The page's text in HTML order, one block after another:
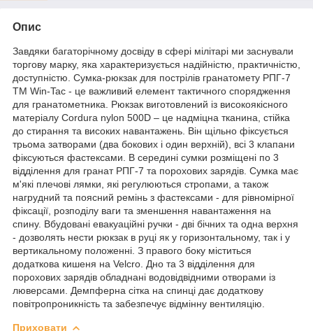
Опис
Завдяки багаторічному досвіду в сфері мілітарі ми заснували
торгову марку, яка характеризується надійністю, практичністю,
доступністю. Сумка-рюкзак для пострілів гранатомету РПГ-7
ТМ Win-Tac - це важливий елемент тактичного спорядження
для гранатометника. Рюкзак виготовлений із високоякісного
матеріалу Cordura nylon 500D – це надміцна тканина, стійка
до стирання та високих навантажень. Він щільно фіксується
трьома затворами (два бокових і один верхній), всі 3 клапани
фіксуються фастексами. В середині сумки розміщені по 3
відділення для гранат РПГ-7 та порохових зарядів. Сумка має
м'які плечові лямки, які регулюються стропами, а також
нагрудний та поясний ремінь з фастексами - для рівномірної
фіксації, розподілу ваги та зменшення навантаження на
спину. Вбудовані евакуаційні ручки - дві бічних та одна верхня
- дозволять нести рюкзак в руці як у горизонтальному, так і у
вертикальному положенні. З правого боку міститься
додаткова кишеня на Velcro. Дно та 3 відділення для
порохових зарядів обладнані водовідвідними отворами із
люверсами. Демпферна сітка на спинці дає додаткову
повітропроникність та забезпечує відмінну вентиляцію.
Приховати